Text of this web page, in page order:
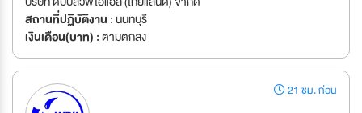
สถานที่ปฏิบัติงาน :นนทบุรี
เงินเดือน(บาท) :ตามตกลง
21 ชม. ก่อน